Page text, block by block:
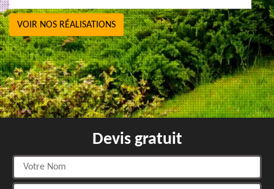
VOIR NOS RÉALISATIONS
Devis gratuit